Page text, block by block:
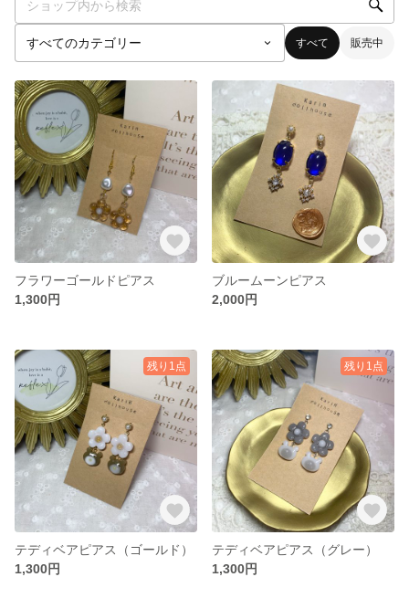
すべて 販売中
フラワーゴールドピアス
1,300円
ブルームーンピアス
2,000円
残り1点
テディベアピアス（ゴールド）
1,300円
残り1点
テディベアピアス（グレー）
1,300円